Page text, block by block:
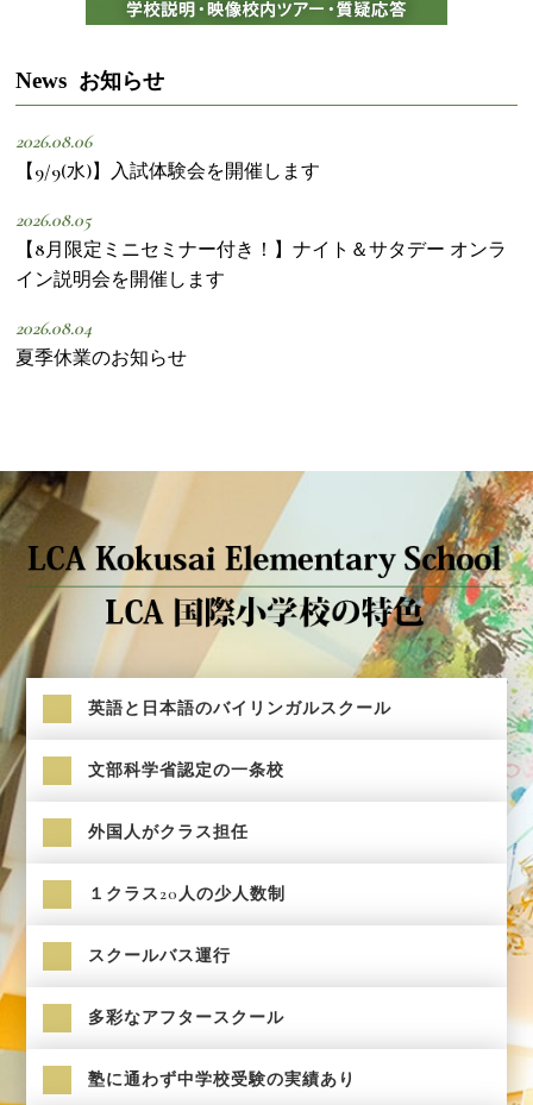
News お知らせ
2026.08.06
【9/9(水)】入試体験会を開催します
2026.08.05
【8月限定ミニセミナー付き！】ナイト＆サタデー オンラ
イン説明会を開催します
2026.08.04
夏季休業のお知らせ
英語と日本語のバイリンガルスクール
文部科学省認定の一条校
外国人がクラス担任
１クラス20人の少人数制
スクールバス運行
多彩なアフタースクール
塾に通わず中学校受験の実績あり